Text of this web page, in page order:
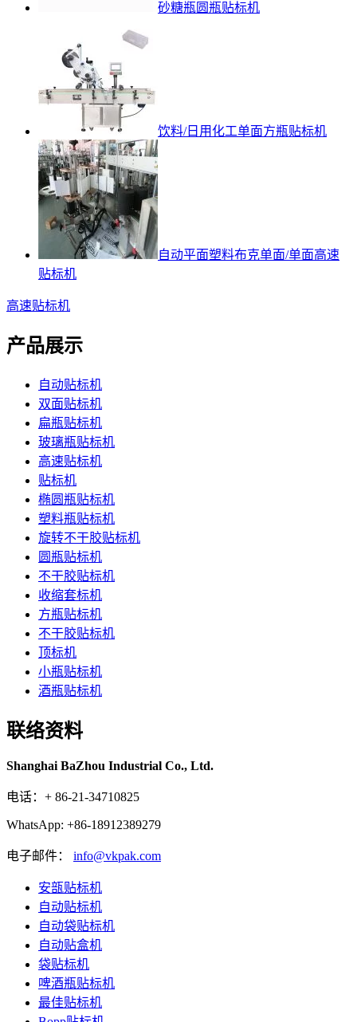
砂糖瓶圆瓶贴标机
饮料/日用化工单面方瓶贴标机
自动平面塑料布克单面/单面高速
贴标机
高速贴标机
产品展示
自动贴标机
双面贴标机
扁瓶贴标机
玻璃瓶贴标机
高速贴标机
贴标机
椭圆瓶贴标机
塑料瓶贴标机
旋转不干胶贴标机
圆瓶贴标机
不干胶贴标机
收缩套标机
方瓶贴标机
不干胶贴标机
顶标机
小瓶贴标机
酒瓶贴标机
联络资料
Shanghai BaZhou Industrial Co., Ltd.
电话：+ 86-21-34710825
WhatsApp: +86-18912389279
电子邮件： info@vkpak.com
安瓿贴标机
自动贴标机
自动袋贴标机
自动贴盒机
袋贴标机
啤酒瓶贴标机
最佳贴标机